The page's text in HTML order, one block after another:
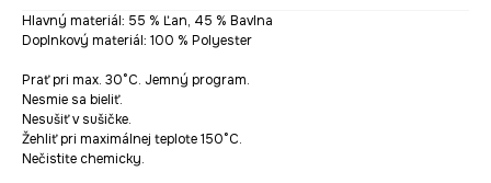
Hlavný materiál: 55 % Ľan, 45 % Bavlna
Doplnkový materiál: 100 % Polyester
Prať pri max. 30°C. Jemný program.
Nesmie sa bieliť.
Nesušiť v sušičke.
Žehliť pri maximálnej teplote 150°C.
Nečistite chemicky.